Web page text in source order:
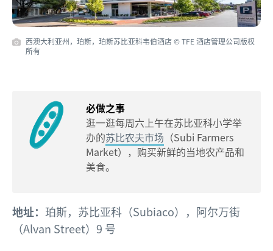
西澳大利亚州，珀斯，珀斯苏比亚科韦伯酒店© TFE 酒店管理公司版权
所有
必做之事
逛一逛每周六上午在苏比亚科小学举
办的苏比农夫市场 （Subi Farmers
Market），购买新鲜的当地农产品和
美食。
地址： 珀斯，苏比亚科（Subiaco），阿尔万街
（Alvan Street）9 号